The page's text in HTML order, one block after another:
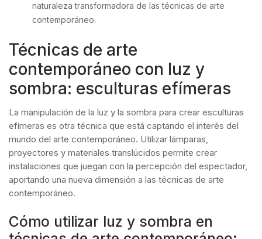
naturaleza transformadora de las técnicas de arte
contemporáneo.
Técnicas de arte
contemporáneo con luz y
sombra: esculturas efímeras
La manipulación de la luz y la sombra para crear esculturas
efímeras es otra técnica que está captando el interés del
mundo del arte contemporáneo. Utilizar lámparas,
proyectores y materiales translúcidos permite crear
instalaciones que juegan con la percepción del espectador,
aportando una nueva dimensión a las técnicas de arte
contemporáneo.
Cómo utilizar luz y sombra en